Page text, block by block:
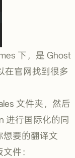
下，是 Ghost
在官网找到很多
文件夹，然后
进行国际化的同
想要的翻译文
件：